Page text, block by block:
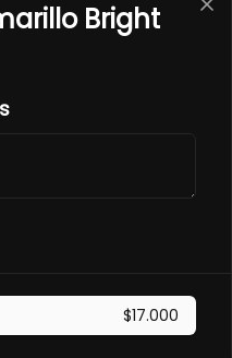
panco, cubierto con atun
salsa acevichada y toques
en palta, cubierto con
fresco, salsa acevichada y
de shichimi. Camaron furay,
Bright
$17.000